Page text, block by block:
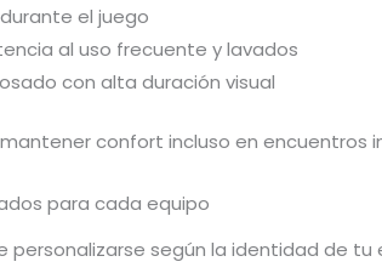
el juego
al uso frecuente y lavados
con alta duración visual
confort incluso en encuentros
para cada equipo
personalizarse según la identidad de tu